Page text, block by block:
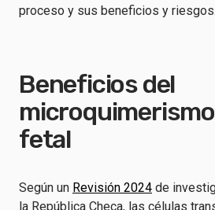
proceso y sus beneficios y riesgos.
Beneficios del
fetal
Según un Revisión 2024 de
la República Checa, las células